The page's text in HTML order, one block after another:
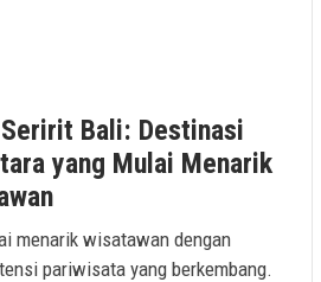
Bali: Destinasi
yang Mulai Menarik
menarik wisatawan dengan
pariwisata yang berkembang.